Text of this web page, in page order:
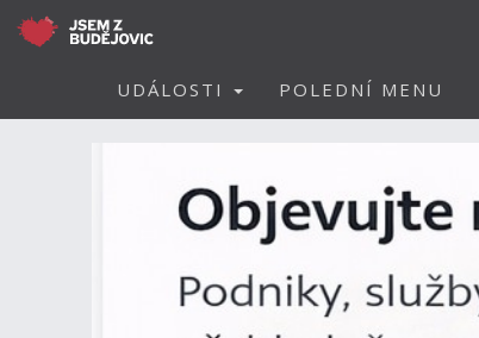
UDÁLOSTI POLEDNÍ MENU